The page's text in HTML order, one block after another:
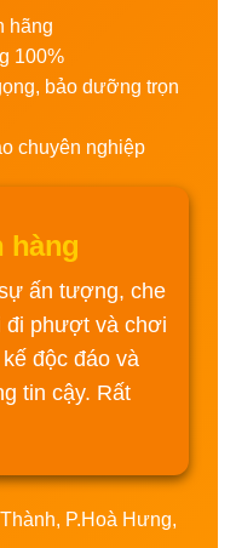
hãng
100%
bảo dưỡng trọn
chuyên nghiệp
hàng
ấn tượng, che
đi phượt và chơi
độc đáo và
tin cậy. Rất
P.Hoà Hưng,